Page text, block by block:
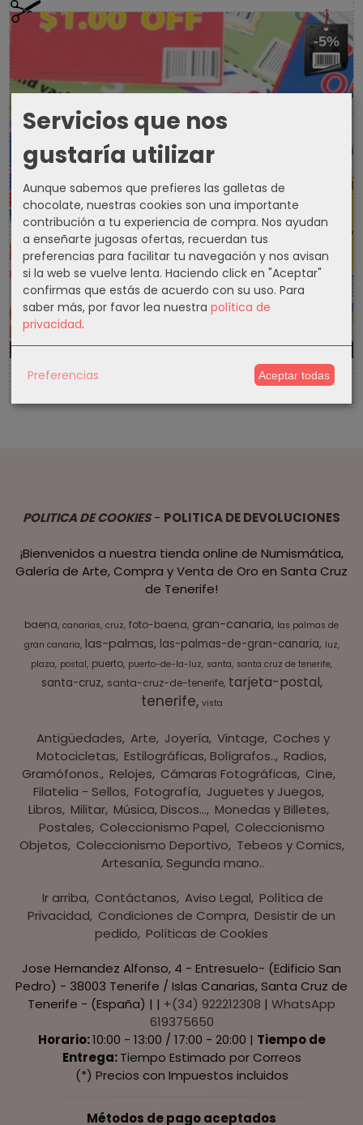
-5%
1301d 16h 7m 8s
POLITICA DE COOKIES- POLITICA DE DEVOLUCIONES
¡Bienvenidos a nuestra tienda online de Numismática,
Galería de Arte, Compra y Venta de Oro en Santa Cruz
de Tenerife!
baena canarias cruz foto-baena gran-canaria las palmas de
gran canaria las-palmas las-palmas-de-gran-canaria luz
plaza postal puerto puerto-de-la-luz santa santa cruz de tenerife
santa-cruz santa-cruz-de-tenerife tarjeta-postal
tenerife vista
Antigüedades Arte Joyería Vintage Coches y
Motocicletas Estilográficas, Bolígrafos.. Radios,
Gramófonos. Relojes Cámaras Fotográficas Cine
Filatelia - Sellos Fotografía Juguetes y Juegos
Libros Militar Música, Discos... Monedas y Billetes
Postales Coleccionismo Papel Coleccionismo
Objetos Coleccionismo Deportivo Tebeos y Comics
Artesanía, Segunda mano..
Ir arriba Contáctanos Aviso Legal Política de
Privacidad Condiciones de Compra Desistir de un
pedido Políticas de Cookies
Jose Hernandez Alfonso, 4 - Entresuelo- (Edificio San
Pedro) - 38003 Tenerife / Islas Canarias, Santa Cruz de
Tenerife - (España) | | +(34) 922212308 | WhatsApp
619375650
Horario:10:00 - 13:00 / 17:00 - 20:00 | Tiempo de
Entrega:Tiempo Estimado por Correos
(*) Precios con Impuestos incluidos
Métodos de pago aceptados
Servicios que nos
gustaría utilizar
Aunque sabemos que prefieres las galletas de
chocolate, nuestras cookies son una importante
contribución a tu experiencia de compra. Nos ayudan
a enseñarte jugosas ofertas, recuerdan tus
preferencias para facilitar tu navegación y nos avisan
si la web se vuelve lenta. Haciendo click en "Aceptar"
confirmas que estás de acuerdo con su uso. Para
saber más, por favor lea nuestra política de
privacidad.
Preferencias Aceptar todas